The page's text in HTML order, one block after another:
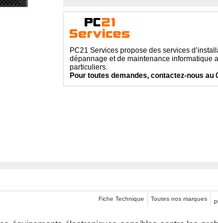
PC21 Services propose des services
dépannage et de maintenance informatique
particuliers.
Pour toutes demandes, contactez-nous au
Fiche Technique Toutes nos marques